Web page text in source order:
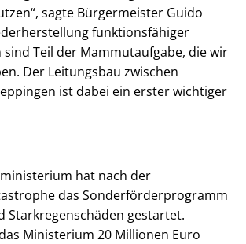
sagte Bürgermeister Guido
funktionsfähiger
Teil der Mammutaufgabe, die wir
Der Leitungsbau zwischen
ist dabei ein erster wichtiger
hat nach der
das Sonderförderprogramm
Starkregenschäden gestartet.
Ministerium 20 Millionen Euro